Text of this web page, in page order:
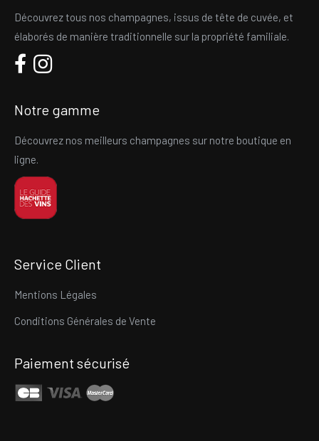
Découvrez tous nos champagnes, issus de tête de cuvée, et
élaborés de manière traditionnelle sur la propriété familiale.
Notre gamme
Découvrez nos meilleurs champagnes sur notre boutique en
ligne.
Service Client
Mentions Légales
Conditions Générales de Vente
Paiement sécurisé